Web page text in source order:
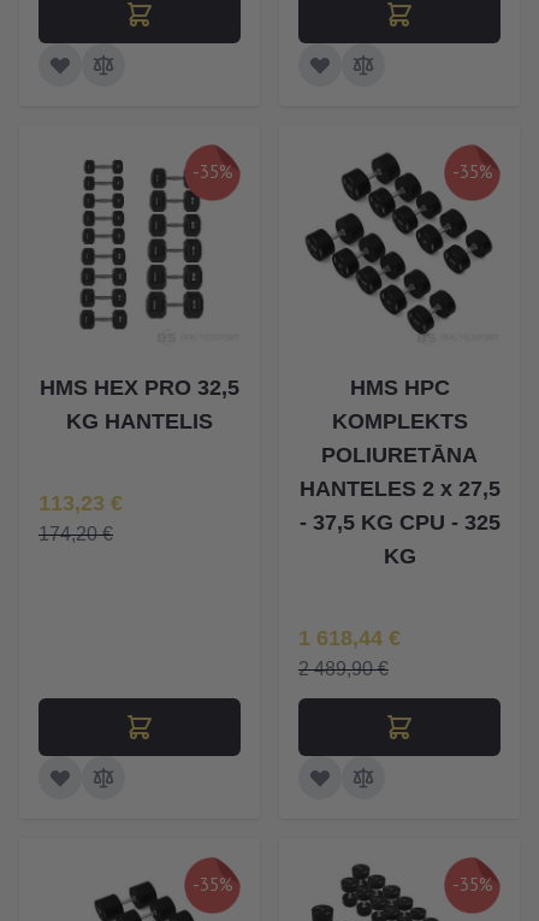
-35%
HMS HEX PRO 32,5
KG HANTELIS
Īpaša Cena
113,23 €
174,20 €
-35%
HMS HPC
KOMPLEKTS
POLIURETĀNA
HANTELES 2 x 27,5
- 37,5 KG CPU - 325
KG
Īpaša Cena
1 618,44 €
2 489,90 €
-35% -35%